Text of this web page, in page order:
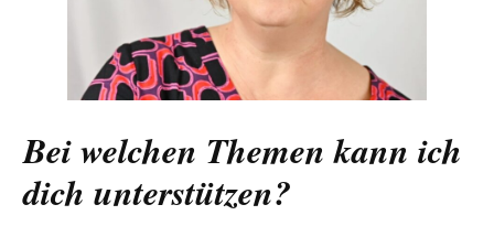
Bei welchen Themen kann ich
dich unterstützen?